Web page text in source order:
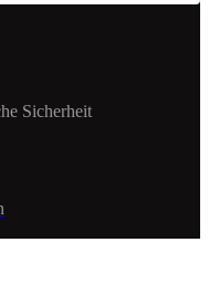
Sicherheit